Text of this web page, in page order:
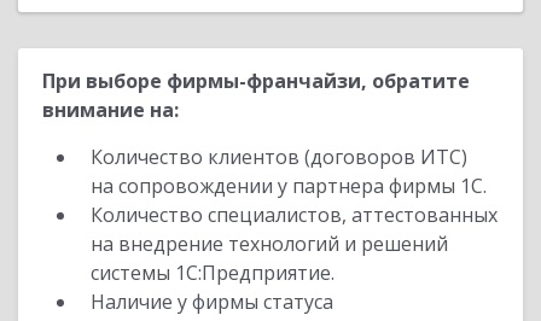
При выборе фирмы-франчайзи, обратите
внимание на:
Количество клиентов (договоров ИТС)
на сопровождении у партнера фирмы 1С.
Количество специалистов, аттестованных
на внедрение технологий и решений
системы 1С:Предприятие.
Наличие у фирмы статуса